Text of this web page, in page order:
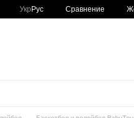
Укр Рус Сравнение